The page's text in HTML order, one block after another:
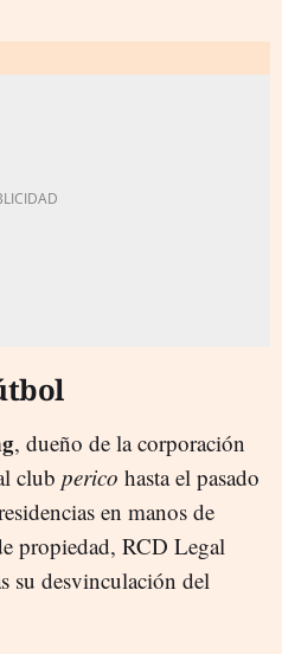
, dueño de la corporación
club perico hasta el pasado
en manos de
propiedad, RCD Legal
su desvinculación del